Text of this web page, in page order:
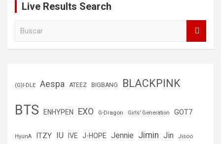
Live Results Search
(G)I-DLE Aespa ATEEZ BIGBANG BLACKPINK
BTS ENHYPEN EXO G-Dragon Girls’ Generation GOT7
HyunA ITZY IU IVE J-HOPE Jennie Jimin Jin Jisoo